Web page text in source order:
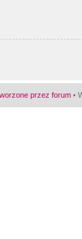
przez forum •